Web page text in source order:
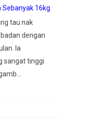
Sebanyak 16kg
tau nak
dengan
Ia
sangat tinggi